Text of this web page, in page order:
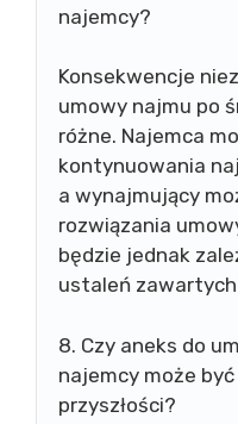
najemcy?
Konsekwencje
umowy najmu po
różne. Najemca
kontynuowania
a wynajmujący
rozwiązania
będzie jednak
ustaleń
8. Czy aneks do
najemcy może
przyszłości?